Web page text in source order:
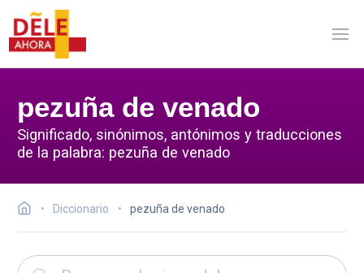
pezuña de venado
Significado, sinónimos, antónimos y traducciones
de la palabra: pezuña de venado
Diccionario pezuña de venado